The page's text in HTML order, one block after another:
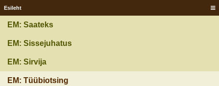
Esileht
EM: Saateks
EM: Sissejuhatus
EM: Sirvija
EM: Tüübiotsing
Päike
hööri, kõrva kirki,
1954Tsiga tsongip, harjasse
Tsiga ving, viga suuh,
orik sõit, oda säläh?
Käsikivi